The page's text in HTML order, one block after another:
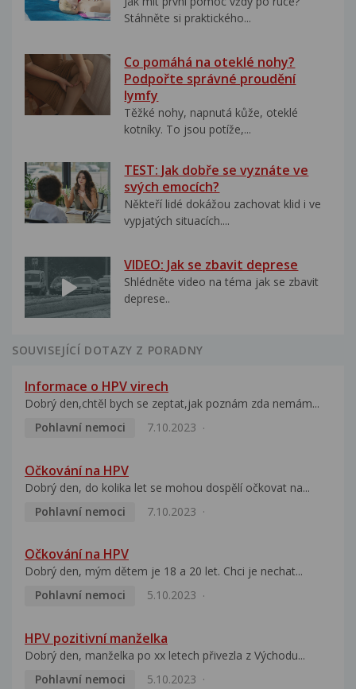
Stáhněte si praktického...
Co pomáhá na oteklé nohy?
Podpořte správné proudění
lymfy
Těžké nohy, napnutá kůže, oteklé
kotníky. To jsou potíže,...
TEST: Jak dobře se vyznáte ve
svých emocích?
Někteří lidé dokážou zachovat klid i ve
vypjatých situacích....
VIDEO: Jak se zbavit deprese
Shlédněte video na téma jak se zbavit
deprese..
SOUVISEJÍCÍ DOTAZY Z PORADNY
Informace o HPV virech
Dobrý den,chtěl bych se zeptat,jak poznám zda nemám...
Pohlavní nemoci
7.10.2023
Očkování na HPV
Dobrý den, do kolika let se mohou dospělí očkovat na...
Pohlavní nemoci
7.10.2023
Očkování na HPV
Dobrý den, mým dětem je 18 a 20 let. Chci je nechat...
Pohlavní nemoci
5.10.2023
HPV pozitivní manželka
Dobrý den, manželka po xx letech přivezla z Východu...
Pohlavní nemoci
5.10.2023